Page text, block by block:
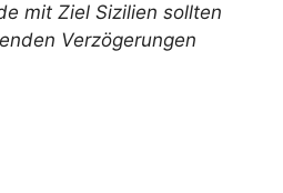
mit Ziel Sizilien sollten
Verzögerungen